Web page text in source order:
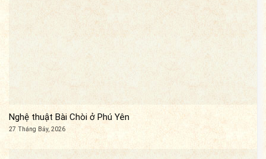
Nghệ thuật Bài Chòi ở Phú Yên
27 Tháng Bảy, 2026